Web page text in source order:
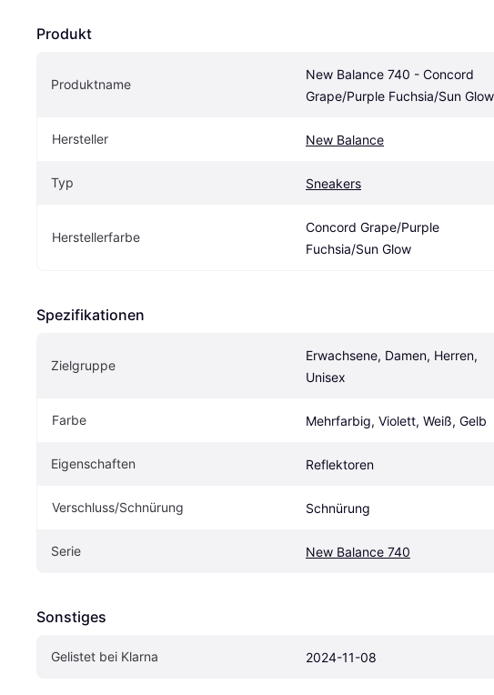
Produkt
Produktname
New Balance 740 - Concord
Grape/Purple Fuchsia/Sun Glow
Hersteller New Balance
Typ Sneakers
Herstellerfarbe
Concord Grape/Purple
Fuchsia/Sun Glow
Spezifikationen
Zielgruppe
Erwachsene, Damen, Herren,
Unisex
Farbe Mehrfarbig, Violett, Weiß, Gelb
Eigenschaften Reflektoren
Verschluss/Schnürung Schnürung
Serie New Balance 740
Sonstiges
Gelistet bei Klarna 2024-11-08